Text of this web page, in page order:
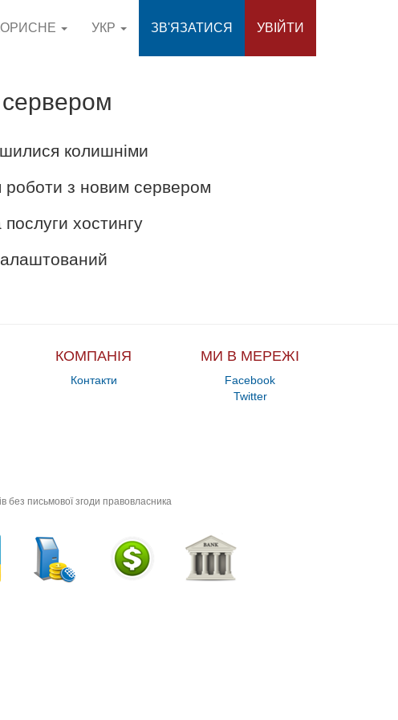
УКР ЗВ'ЯЗАТИСЯ УВІЙТИ
сервером
колишніми
з новим сервером
хостингу
КОМПАНІЯ
Контакти
МИ В МЕРЕЖІ
Facebook
Twitter
без письмової згоди правовласника